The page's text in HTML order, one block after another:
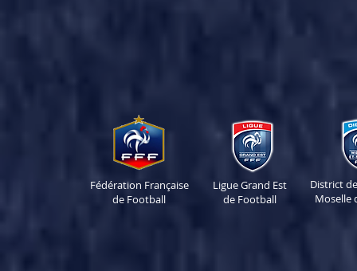
Fédération Française
de Football
Ligue Grand Est
de Football
District
Moselle